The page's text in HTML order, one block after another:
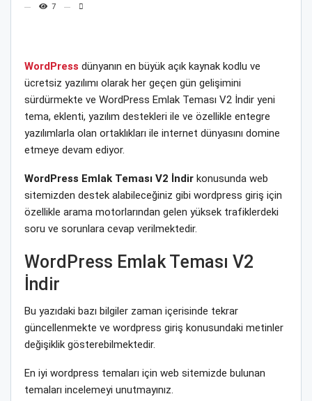
7
WordPress dünyanın en büyük açık kaynak kodlu ve
ücretsiz yazılımı olarak her geçen gün gelişimini
sürdürmekte ve WordPress Emlak Teması V2 İndir yeni
tema, eklenti, yazılım destekleri ile ve özellikle entegre
yazılımlarla olan ortaklıkları ile internet dünyasını domine
etmeye devam ediyor.
WordPress Emlak Teması V2 İndir konusunda web
sitemizden destek alabileceğiniz gibi wordpress giriş için
özellikle arama motorlarından gelen yüksek trafiklerdeki
soru ve sorunlara cevap verilmektedir.
WordPress Emlak Teması V2
İndir
Bu yazıdaki bazı bilgiler zaman içerisinde tekrar
güncellenmekte ve wordpress giriş konusundaki metinler
değişiklik gösterebilmektedir.
En iyi wordpress temaları için web sitemizde bulunan
temaları incelemeyi unutmayınız.